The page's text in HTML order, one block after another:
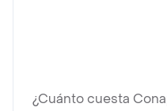
¿Cuánto cuesta